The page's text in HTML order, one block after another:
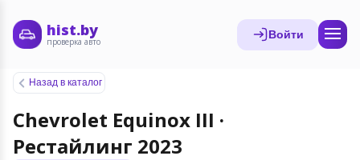
hist.by
проверка авто
Войти
Назад в каталог
Chevrolet Equinox III ·
Рестайлинг 2023